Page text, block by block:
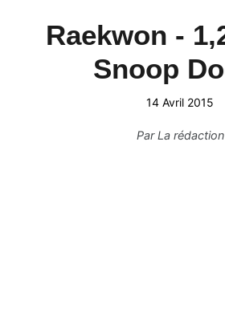
Raekwon -
Snoop
14 Avril 2015
ParLa rédaction